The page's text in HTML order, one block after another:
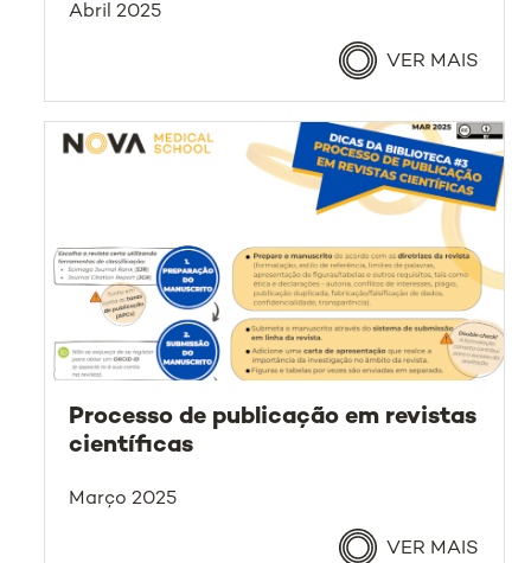
Abril 2025
VER MAIS
Processo de publicação em revistas
científicas
Março 2025
VER MAIS